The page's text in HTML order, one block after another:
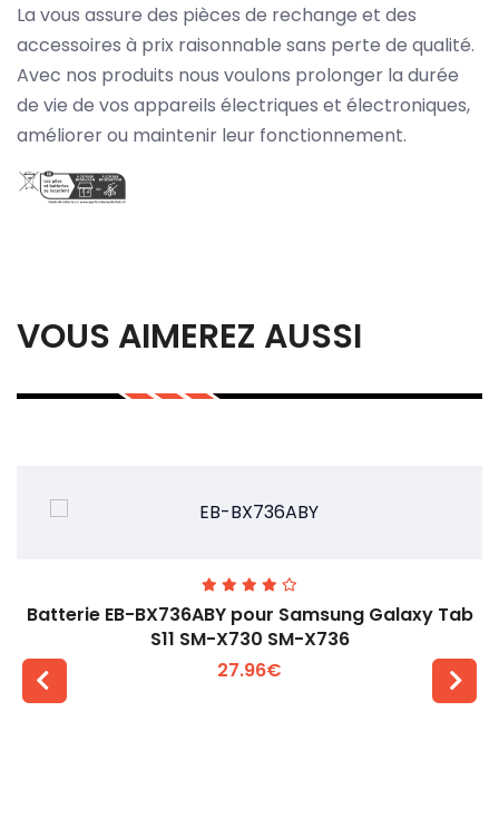
La vous assure des pièces de rechange et des
accessoires à prix raisonnable sans perte de qualité.
Avec nos produits nous voulons prolonger la durée
de vie de vos appareils électriques et électroniques,
améliorer ou maintenir leur fonctionnement.
VOUS AIMEREZ AUSSI
Batterie EB-BX736ABY pour Samsung Galaxy Tab
S11 SM-X730 SM-X736
27.96€